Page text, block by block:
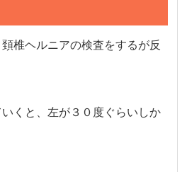
椎ヘルニアの検査をするが反
くと、左が３０度ぐらいしか